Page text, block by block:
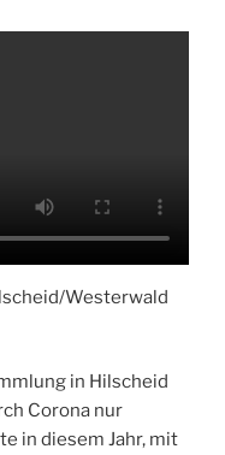
Westerwald
in Hilscheid
Corona nur
in diesem Jahr, mit